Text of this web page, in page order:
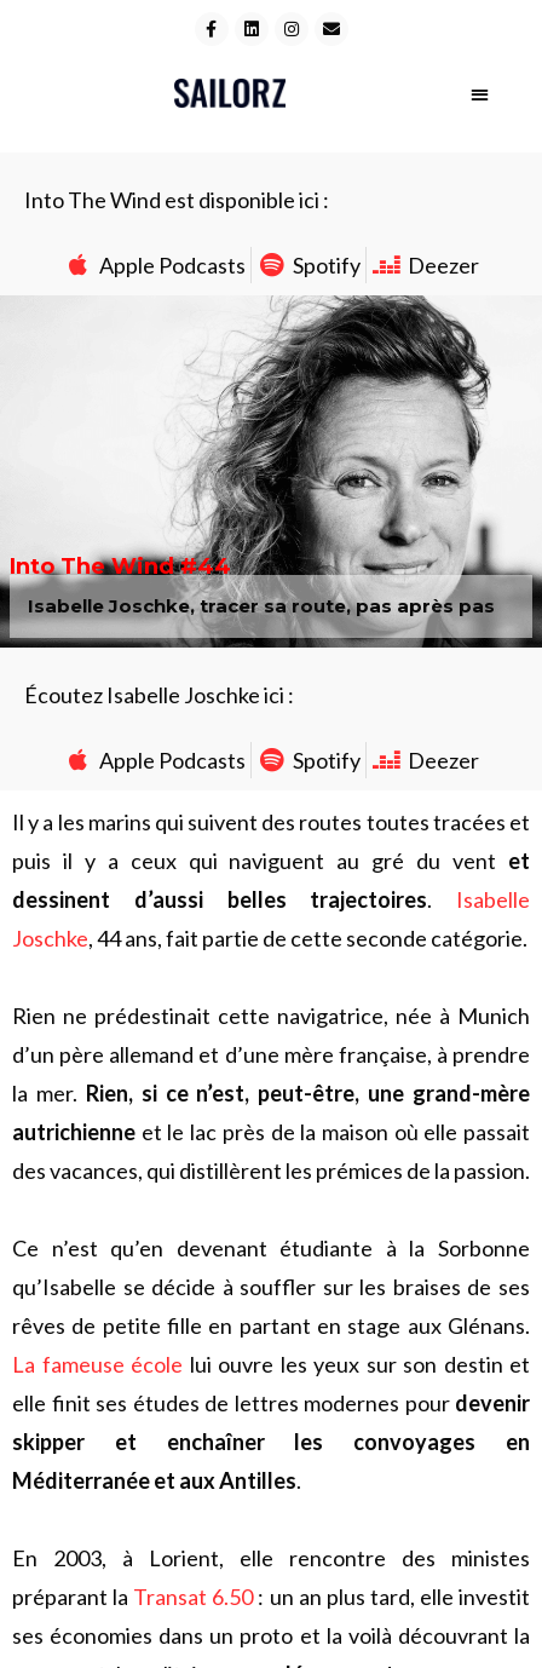
Into The Wind est disponible ici :
Apple Podcasts Spotify Deezer
Into The Wind #44
Isabelle Joschke, tracer sa route, pas après pas
Écoutez Isabelle Joschke ici :
Apple Podcasts Spotify Deezer
Il y a les marins qui suivent des routes toutes tracées et
puis il y a ceux qui naviguent au gré du vent et
dessinent d’aussi belles trajectoires. Isabelle
Joschke, 44 ans, fait partie de cette seconde catégorie.
Rien ne prédestinait cette navigatrice, née à Munich
d’un père allemand et d’une mère française, à prendre
la mer. Rien, si ce n’est, peut-être, une grand-mère
autrichienne et le lac près de la maison où elle passait
des vacances, qui distillèrent les prémices de la passion.
Ce n’est qu’en devenant étudiante à la Sorbonne
qu’Isabelle se décide à souffler sur les braises de ses
rêves de petite fille en partant en stage aux Glénans.
La fameuse école lui ouvre les yeux sur son destin et
elle finit ses études de lettres modernes pour devenir
skipper et enchaîner les convoyages en
Méditerranée et aux Antilles.
En 2003, à Lorient, elle rencontre des ministes
préparant la Transat 6.50: un an plus tard, elle investit
ses économies dans un proto et la voilà découvrant la